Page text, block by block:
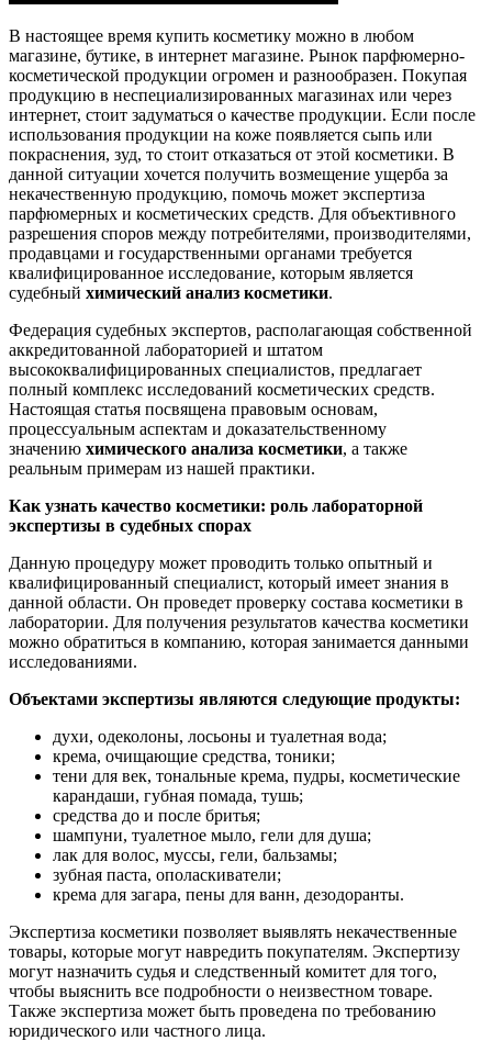
В настоящее время купить косметику можно в любом
магазине, бутике, в интернет магазине. Рынок парфюмерно-
косметической продукции огромен и разнообразен. Покупая
продукцию в неспециализированных магазинах или через
интернет, стоит задуматься о качестве продукции. Если после
использования продукции на коже появляется сыпь или
покраснения, зуд, то стоит отказаться от этой косметики. В
данной ситуации хочется получить возмещение ущерба за
некачественную продукцию, помочь может экспертиза
парфюмерных и косметических средств. Для объективного
разрешения споров между потребителями, производителями,
продавцами и государственными органами требуется
квалифицированное исследование, которым является
судебный химический анализ косметики.
Федерация судебных экспертов, располагающая собственной
аккредитованной лабораторией и штатом
высококвалифицированных специалистов, предлагает
полный комплекс исследований косметических средств.
Настоящая статья посвящена правовым основам,
процессуальным аспектам и доказательственному
значению химического анализа косметики, а также
реальным примерам из нашей практики.
Как узнать качество косметики: роль лабораторной
экспертизы в судебных спорах
Данную процедуру может проводить только опытный и
квалифицированный специалист, который имеет знания в
данной области. Он проведет проверку состава косметики в
лаборатории. Для получения результатов качества косметики
можно обратиться в компанию, которая занимается данными
исследованиями.
Объектами экспертизы являются следующие продукты:
духи, одеколоны, лосьоны и туалетная вода;
крема, очищающие средства, тоники;
тени для век, тональные крема, пудры, косметические
карандаши, губная помада, тушь;
средства до и после бритья;
шампуни, туалетное мыло, гели для душа;
лак для волос, муссы, гели, бальзамы;
зубная паста, ополаскиватели;
крема для загара, пены для ванн, дезодоранты.
Экспертиза косметики позволяет выявлять некачественные
товары, которые могут навредить покупателям. Экспертизу
могут назначить судья и следственный комитет для того,
чтобы выяснить все подробности о неизвестном товаре.
Также экспертиза может быть проведена по требованию
юридического или частного лица.